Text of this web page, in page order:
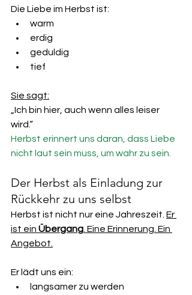
Die Liebe im Herbst ist:
warm
erdig
geduldig
tief
Sie sagt:
„Ich bin hier, auch wenn alles leiser
wird.“
Herbst erinnert uns daran, dass Liebe
nicht laut sein muss, um wahr zu sein.
Der Herbst als Einladung zur
Rückkehr zu uns selbst
Herbst ist nicht nur eine Jahreszeit. Er
ist ein Übergang . Eine Erinnerung. Ein
Angebot.
Er lädt uns ein:
langsamer zu werden